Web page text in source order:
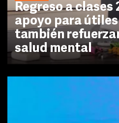
Regreso a clases
apoyo para
también
salud mental